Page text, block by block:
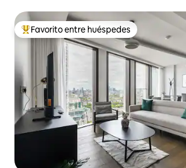
De los mejores en Favorito entre huéspedes
Favorito entre huéspedes